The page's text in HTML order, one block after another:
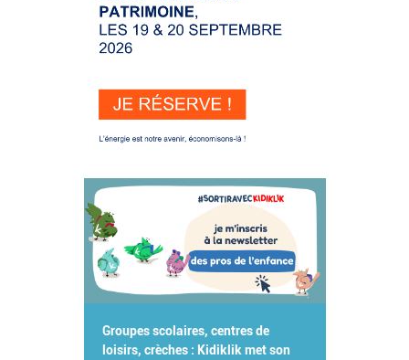
Groupes scolaires, centres de
loisirs, crèches : Kidiklik met son